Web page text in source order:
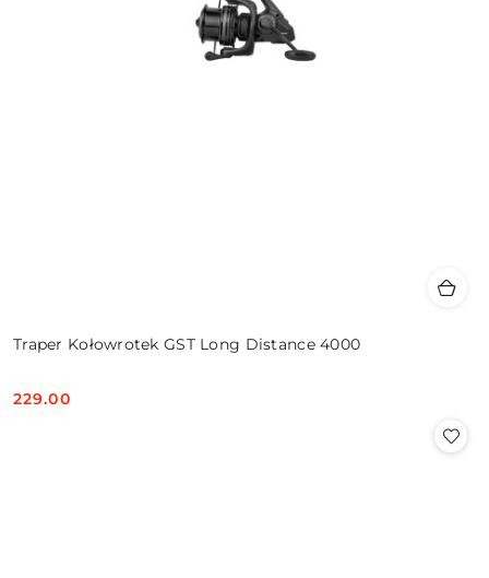
Traper Kołowrotek GST Long Distance 4000
Cena:
229.00